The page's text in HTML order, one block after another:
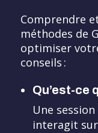
Comprendre
méthodes de
optimiser
conseils :
Qu’est-ce
Une
interagit